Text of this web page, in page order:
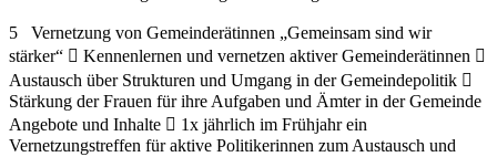
5 Vernetzung von Gemeinderätinnen „Gemeinsam sind wir
stärker“  Kennenlernen und vernetzen aktiver Gemeinderätinnen 
Austausch über Strukturen und Umgang in der Gemeindepolitik 
Stärkung der Frauen für ihre Aufgaben und Ämter in der Gemeinde
Angebote und Inhalte  1x jährlich im Frühjahr ein
Vernetzungstreffen für aktive Politikerinnen zum Austausch und